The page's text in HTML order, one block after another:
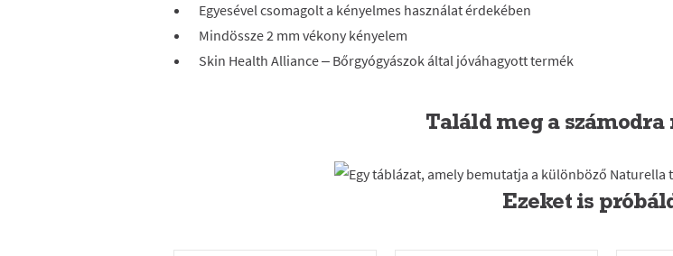
Egyesével csomagolt a kényelmes használat érdekében
Mindössze 2 mm vékony kényelem
Skin Health Alliance – Bőrgyógyászok által jóváhagyott termék
Találd meg a
Ezeket is